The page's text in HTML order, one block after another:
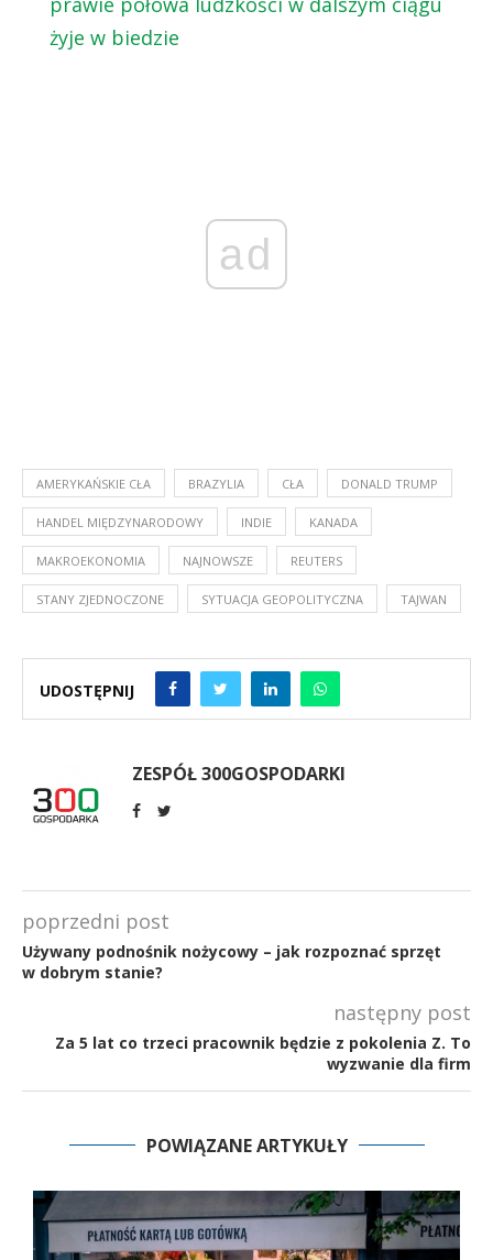
żyje w biedzie
ad
AMERYKAŃSKIE CŁA BRAZYLIA CŁA DONALD TRUMP
HANDEL MIĘDZYNARODOWY INDIE KANADA
MAKROEKONOMIA NAJNOWSZE REUTERS
STANY ZJEDNOCZONE SYTUACJA GEOPOLITYCZNA TAJWAN
UDOSTĘPNIJ
ZESPÓŁ 300GOSPODARKI
poprzedni post
Używany podnośnik nożycowy – jak rozpoznać sprzęt
w dobrym stanie?
następny post
Za 5 lat co trzeci pracownik będzie z pokolenia Z. To
wyzwanie dla firm
POWIĄZANE ARTYKUŁY